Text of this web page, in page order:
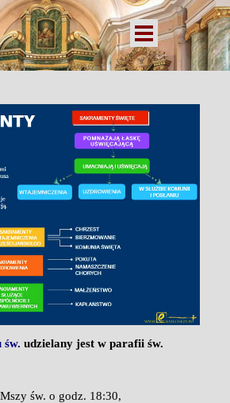
Pomiń menu
św. udzielany jest w parafii św.
św. o godz. 18:30,